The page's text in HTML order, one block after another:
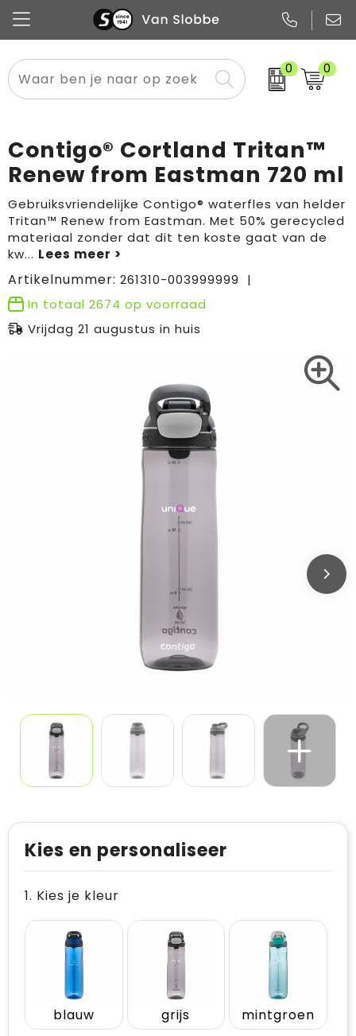
0 0
Alle categorieën
Snoep
Promo
Pennen
Notitieboekjes
Papier
Flessen
Glazen en karaffen
Merken
Meest gekozen
Sportkleding
Overig textiel
Boodschappen- en draagtassen
Sport & vrije tijd
Rugzakken
Contigo® Cortland Tritan™
Renew from Eastman 720 ml
Gebruiksvriendelijke Contigo® waterfles van helder
Tritan™ Renew from Eastman. Met 50% gerecycled
materiaal zonder dat dit ten koste gaat van de
kw...
Artikelnummer: 261310-003999999
In totaal 2674 op voorraad
Vrijdag 21 augustus in huis
Kies en personaliseer
1. Kies je kleur
blauw grijs mintgroen